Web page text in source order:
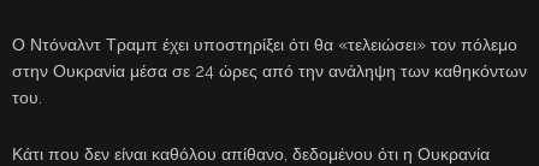
Ο Ντόναλντ Τραμπ έχει υποστηρίξει ότι θα «τελειώσει» τον πόλεμο
στην Ουκρανία μέσα σε 24 ώρες από την ανάληψη των καθηκόντων
του.
Κάτι που δεν είναι καθόλου απίθανο, δεδομένου ότι η Ουκρανία